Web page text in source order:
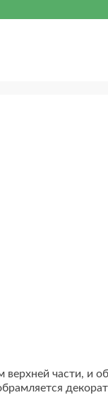
части, и